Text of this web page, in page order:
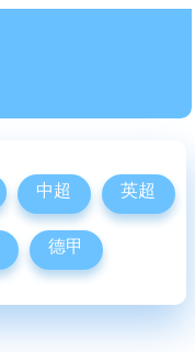
中超 英超
德甲